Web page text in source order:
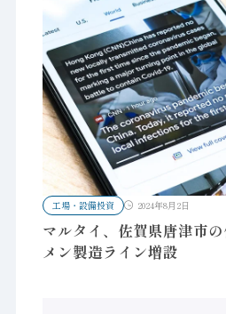
工場・設備投資 2024年8月2日
マルタイ、佐賀県唐津市
メン製造ライン増設